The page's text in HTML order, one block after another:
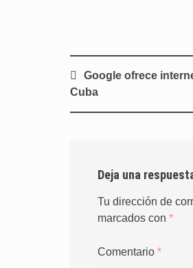
Navegación
de
Google ofrece
Cuba
Deja una
Tu dirección de
marcados con *
Comentario *